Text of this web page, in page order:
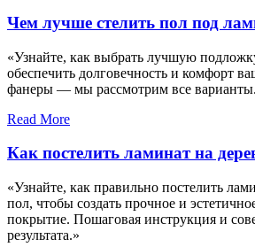
Чем лучше стелить пол под
«Узнайте, как выбрать лучшую
обеспечить долговечность и комфорт
фанеры — мы рассмотрим все
Read More
Как постелить ламинат на
«Узнайте, как правильно постелить
пол, чтобы создать прочное и
покрытие. Пошаговая инструкция и
результата.»